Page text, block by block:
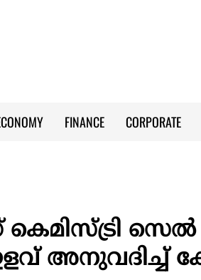
FINANCE CORPORATE
സെല്‍
അനുവദിച്ച്